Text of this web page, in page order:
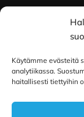
Käytämme evästeitä
analytiikassa.
haitallisesti tiettyihin